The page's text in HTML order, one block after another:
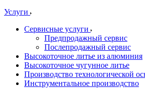
Услуги
Сервисные услуги
Предпродажный сервис
Послепродажный сервис
Высокоточное литье из алюминия
Высокоточное чугунное литье
Производство технологической
Инструментальное производство